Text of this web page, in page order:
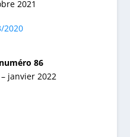
2021
86
janvier 2022